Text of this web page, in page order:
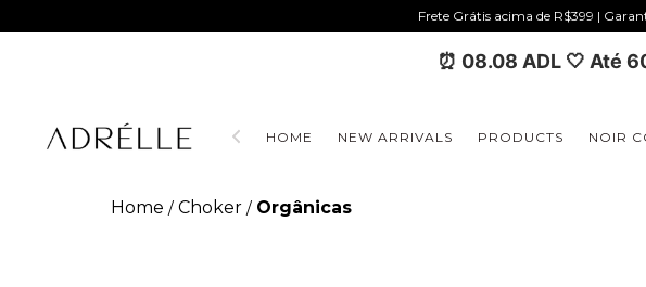
Frete Grátis acima de R$399 |
⏰ 08.08 ADL 🤍 Até
HOME NEW ARRIVALS PRODUCTS NOIR
Home / Choker / Orgânicas